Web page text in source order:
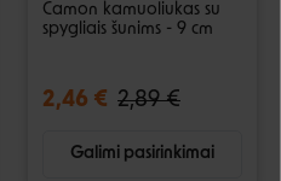
Camon kamuoliukas su
spygliais šunims - 9 cm
2,46 € 2,89 €
Galimi pasirinkimai